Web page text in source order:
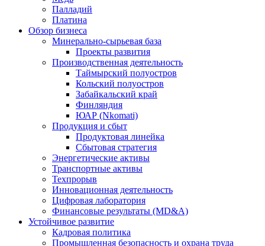
Палладий
Платина
Обзор бизнеса
Минерально-сырьевая база
Проекты развития
Производственная деятельность
Таймырский полуостров
Кольский полуостров
Забайкальский край
Финляндия
ЮАР (Nkomati)
Продукция и сбыт
Продуктовая линейка
Сбытовая стратегия
Энергетические активы
Транспортные активы
Техпрорыв
Инновационная деятельность
Цифровая лаборатория
Финансовые результаты (MD&A)
Устойчивое развитие
Кадровая политика
Промышленная безопасность и охрана труда